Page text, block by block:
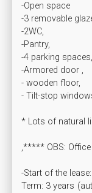
-Open space
-3 removable
-2WC,
-Pantry,
-4 parking spaces,
-Armored door ,
- wooden floor,
- Tilt-stop
* Lots of natural
,***** OBS:
-Start of the
Term: 3 years